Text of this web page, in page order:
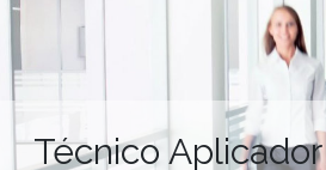
Técnico